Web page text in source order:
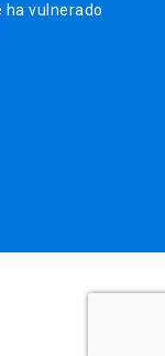
ha vulnerado